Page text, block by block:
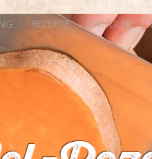
REZEPTE HÄNDLER